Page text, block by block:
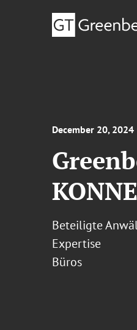
December 20, 2024
Beteiligte
Expertise
Büros